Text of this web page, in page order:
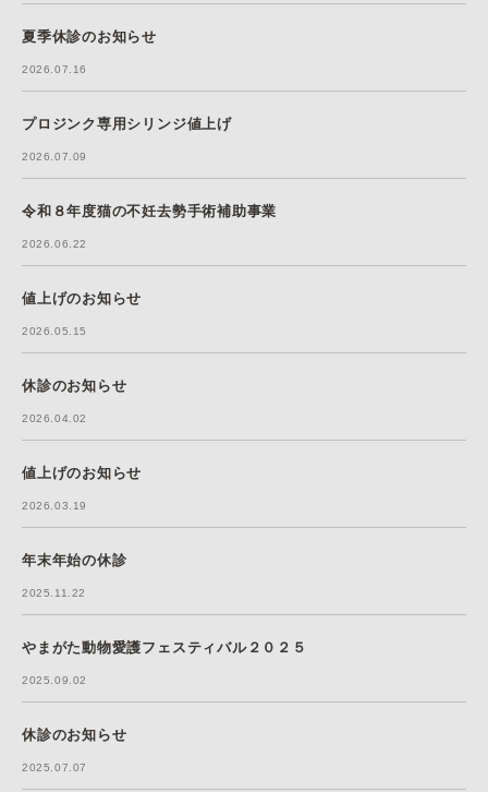
夏季休診のお知らせ
2026.07.16
プロジンク専用シリンジ値上げ
2026.07.09
令和８年度猫の不妊去勢手術補助事業
2026.06.22
値上げのお知らせ
2026.05.15
休診のお知らせ
2026.04.02
値上げのお知らせ
2026.03.19
年末年始の休診
2025.11.22
やまがた動物愛護フェスティバル２０２５
2025.09.02
休診のお知らせ
2025.07.07